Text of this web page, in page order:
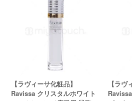
【ラヴィーサ化粧品】
Ravissa クリスタルホワイト
【ラ